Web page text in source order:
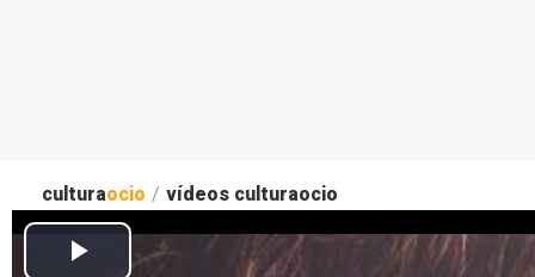
culturaocio / vídeos culturaocio